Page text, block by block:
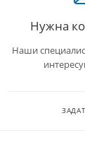
Нужна
Наши